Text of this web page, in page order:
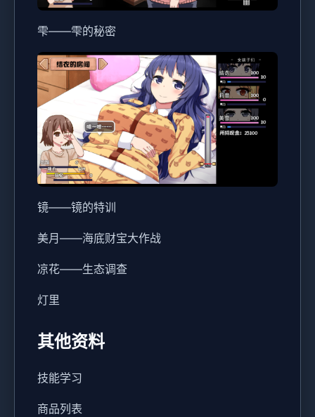
雫——雫的秘密
镜——镜的特训
美月——海底财宝大作战
凉花——生态调查
灯里
其他资料
技能学习
商品列表